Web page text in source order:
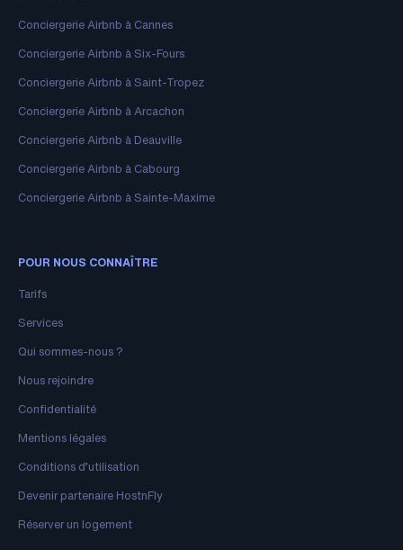
Conciergerie Airbnb à Cannes
Conciergerie Airbnb à Six-Fours
Conciergerie Airbnb à Saint-Tropez
Conciergerie Airbnb à Arcachon
Conciergerie Airbnb à Deauville
Conciergerie Airbnb à Cabourg
Conciergerie Airbnb à Sainte-Maxime
POUR NOUS CONNAÎTRE
Tarifs
Services
Qui sommes-nous ?
Nous rejoindre
Confidentialité
Mentions légales
Conditions d’utilisation
Devenir partenaire HostnFly
Réserver un logement